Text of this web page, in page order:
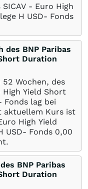
- Euro High
H USD- Fonds
des BNP Paribas
Duration
Wochen, des
High Yield Short
Fonds lag bei
aktuellem Kurs ist
High Yield
USD- Fonds 0,00
BNP Paribas
Duration